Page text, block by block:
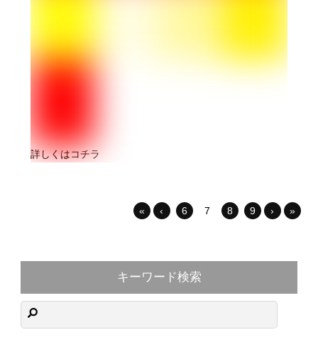
詳しくはコチラ
« ‹ 6 7 8 9 › »
キーワード検索